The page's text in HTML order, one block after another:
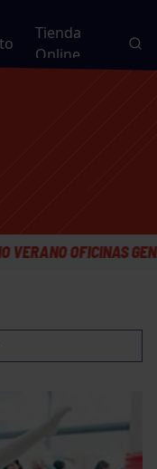
Tienda
Online
GENERALES